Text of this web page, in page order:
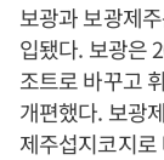
보광과 보광제
입됐다. 보광은
조트로 바꾸고
개편했다. 보광
제주섭지코지로